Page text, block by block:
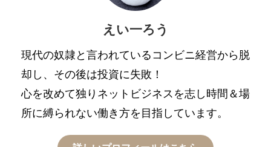
えい一ろう
現代の奴隷と言われているコンビニ経営から脱
却し、その後は投資に失敗！
心を改めて独りネットビジネスを志し時間＆場
所に縛られない働き方を目指しています。